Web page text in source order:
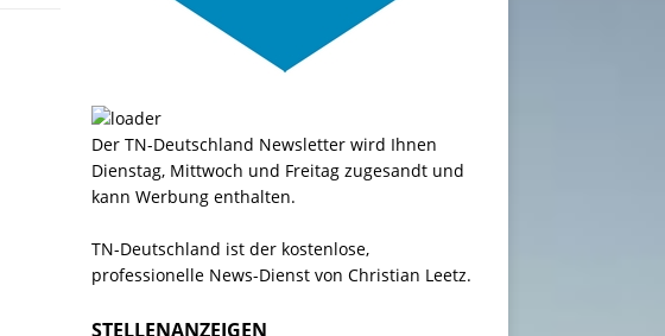
Der TN-Deutschland Newsletter wird Ihnen
Dienstag, Mittwoch und Freitag zugesandt und
kann Werbung enthalten.
TN-Deutschland ist der kostenlose,
professionelle News-Dienst von Christian Leetz.
STELLENANZEIGEN